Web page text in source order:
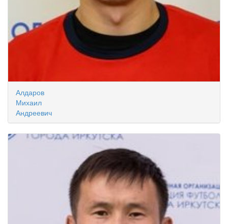
Алдаров
Михаил
Андреевич